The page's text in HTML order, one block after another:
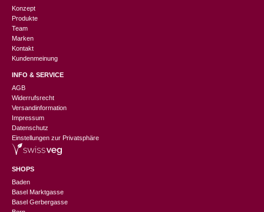
Konzept
Produkte
Team
Marken
Kontakt
Kundenmeinung
INFO & SERVICE
AGB
Widerrufsrecht
Versandinformation
Impressum
Datenschutz
Einstellungen zur Privatsphäre
SHOPS
Baden
Basel Marktgasse
Basel Gerbergasse